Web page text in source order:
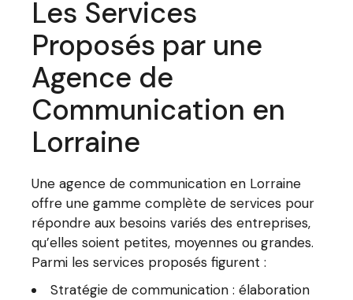
Les Services
Proposés par une
Agence de
Communication en
Lorraine
Une agence de communication en Lorraine
offre une gamme complète de services pour
répondre aux besoins variés des entreprises,
qu’elles soient petites, moyennes ou grandes.
Parmi les services proposés figurent :
Stratégie de communication : élaboration